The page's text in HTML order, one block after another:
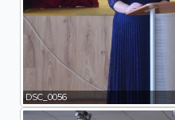
DSC_0056